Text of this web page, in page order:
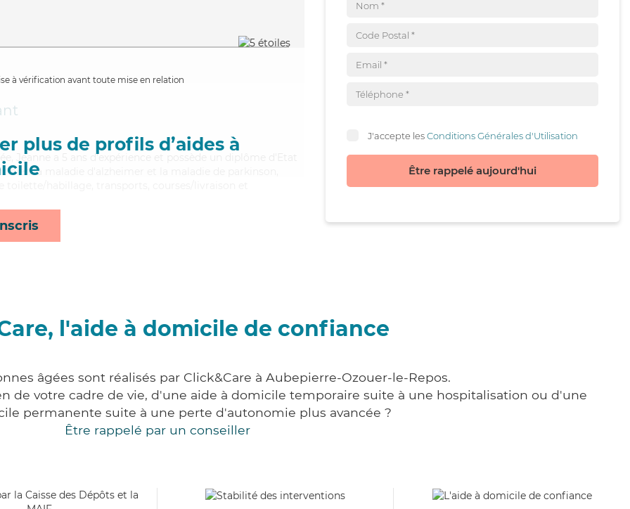
à vérification avant toute mise en relation
plus de profils d’aides à
Jeanne a 5 ans d'expérience et possède un diplôme d'Etat
bien la maladie d'alzheimer et la maladie de parkinson,
J'accepte lesConditions Générales d'Utilisation
Être rappelé aujourd'hui
l'aide à domicile de confiance
âgées sont réalisés par Click&Care à Aubepierre-Ozouer-le-Repos.
de votre cadre de vie, d'une aide à domicile temporaire suite à une hospitalisation ou d'une
permanente suite à une perte d'autonomie plus avancée ?
Être rappelé par un conseiller